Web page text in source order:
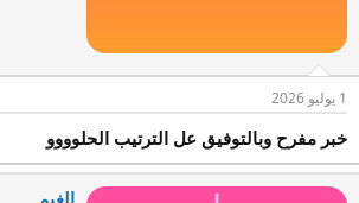
1 يوليو 2026
خبر مفرح وبالتوفيق عل الترتيب الحلوووو
الغيم